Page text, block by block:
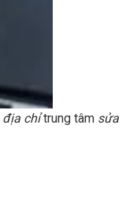
địa chỉtrung tâm sửa